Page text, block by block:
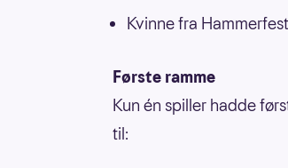
Kvinne fra
Første ramme
Kun én spiller hadde
til: